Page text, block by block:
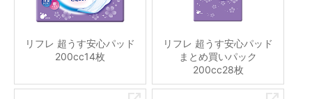
リフレ 超うす安心パッド
200cc14枚
リフレ 超うす安心パッド
まとめ買いパック
200cc28枚